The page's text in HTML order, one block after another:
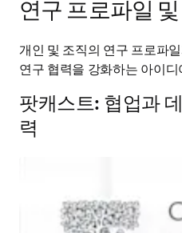
연구 프로파일
개인 및 조직의 연구 프로파
연구 협력을 강화하는 아이
팟캐스트: 협업과
력